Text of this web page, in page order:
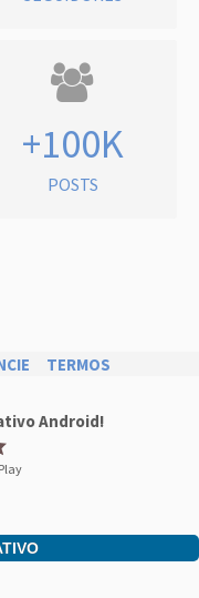
+100K
POSTS
TERMOS
Android!